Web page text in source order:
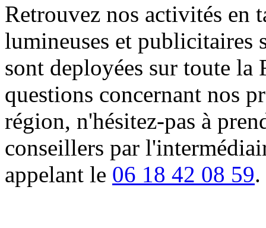
Retrouvez nos activités en
lumineuses et publicitaires
sont deployées sur toute la
questions concernant nos
région, n'hésitez-pas à
conseillers par
appelant le 06 18 42 08 59.